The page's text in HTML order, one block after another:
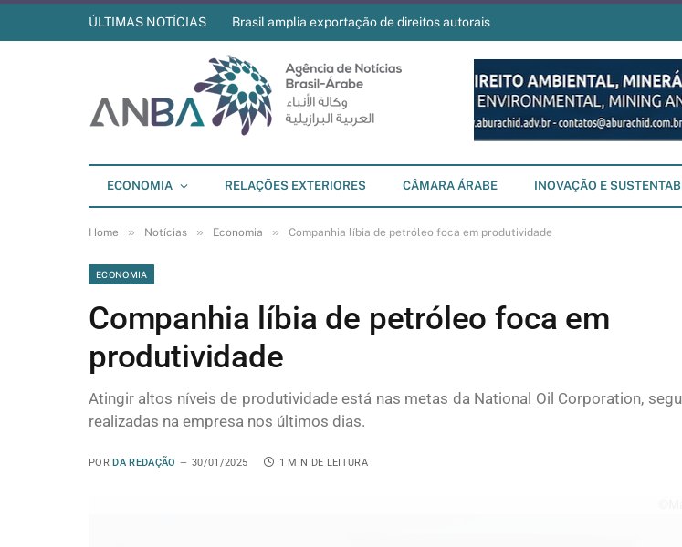
ÚLTIMAS NOTÍCIAS Brasil amplia exportação de direitos autorais
ECONOMIA RELAÇÕES EXTERIORES CÂMARA ÁRABE INOVAÇÃO E
Home » Notícias » Economia » Companhia líbia de petróleo foca em produtividade
ECONOMIA
Companhia líbia de petróleo foca em
produtividade
Atingir altos níveis de produtividade está nas metas da National Oil Corporation,
realizadas na empresa nos últimos dias.
POR DA REDAÇÃO 30/01/2025 1 MIN DE LEITURA